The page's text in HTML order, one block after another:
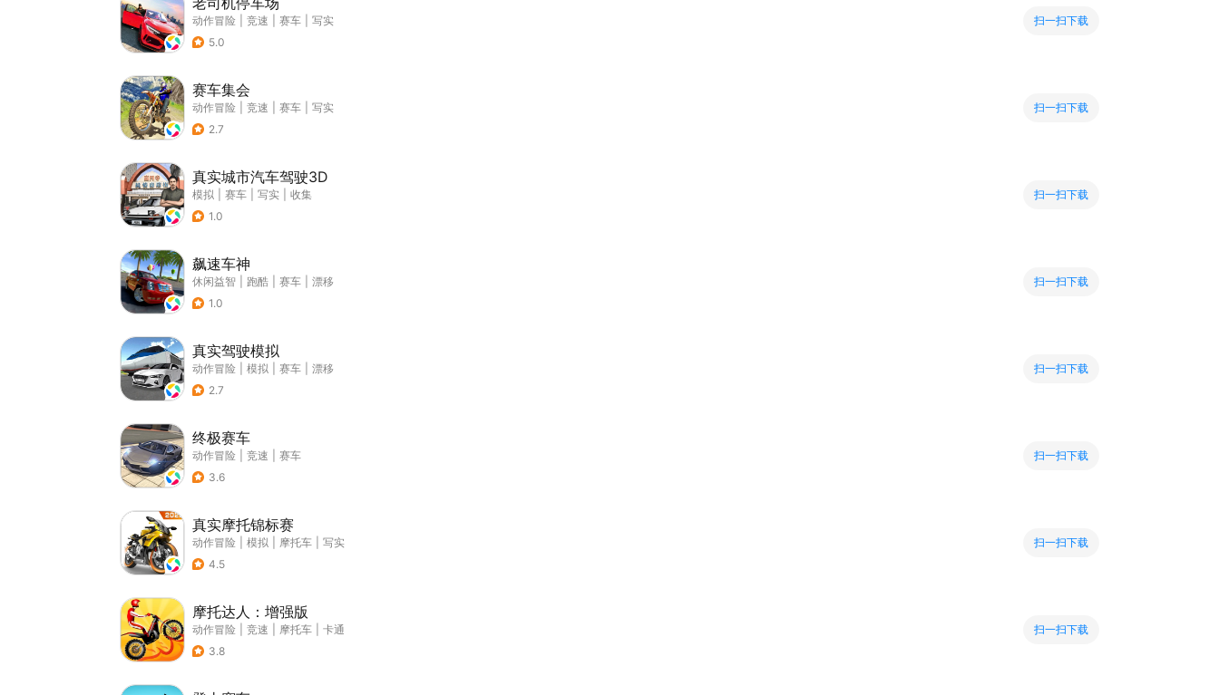
动作冒险 竞速 赛车
写实
5.0
扫一扫下载
赛车集会
动作冒险 竞速 赛车
写实
2.7
扫一扫下载
真实城市汽车驾驶3D
模拟 赛车 写实
收集
1.0
扫一扫下载
飙速车神
休闲益智 跑酷 赛车
漂移
1.0
扫一扫下载
真实驾驶模拟
动作冒险 模拟 赛车
漂移
2.7
扫一扫下载
终极赛车
动作冒险 竞速
赛车
3.6
扫一扫下载
真实摩托锦标赛
动作冒险 模拟 摩托车
写实
4.5
扫一扫下载
摩托达人：增强版
动作冒险 竞速 摩托车
卡通
3.8
扫一扫下载